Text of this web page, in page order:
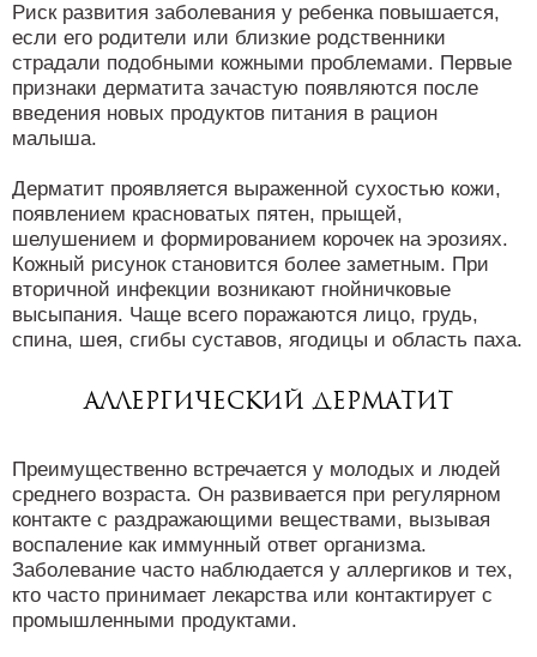
Риск развития заболевания у ребенка повышается,
если его родители или близкие родственники
страдали подобными кожными проблемами. Первые
признаки дерматита зачастую появляются после
введения новых продуктов питания в рацион
малыша.
Дерматит проявляется выраженной сухостью кожи,
появлением красноватых пятен, прыщей,
шелушением и формированием корочек на эрозиях.
Кожный рисунок становится более заметным. При
вторичной инфекции возникают гнойничковые
высыпания. Чаще всего поражаются лицо, грудь,
спина, шея, сгибы суставов, ягодицы и область паха.
Аллергический дерматит
Преимущественно встречается у молодых и людей
среднего возраста. Он развивается при регулярном
контакте с раздражающими веществами, вызывая
воспаление как иммунный ответ организма.
Заболевание часто наблюдается у аллергиков и тех,
кто часто принимает лекарства или контактирует с
промышленными продуктами.